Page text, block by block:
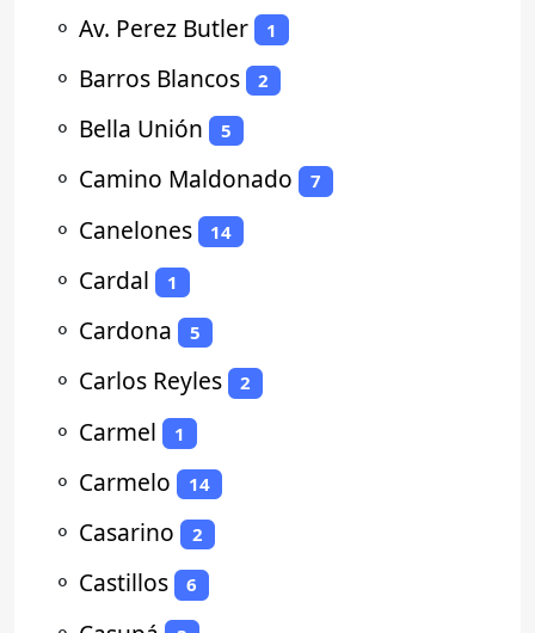
⚬ Av. Perez Butler 1
⚬ Barros Blancos 2
⚬ Bella Unión 5
⚬ Camino Maldonado 7
⚬ Canelones 14
⚬ Cardal 1
⚬ Cardona 5
⚬ Carlos Reyles 2
⚬ Carmel 1
⚬ Carmelo 14
⚬ Casarino 2
⚬ Castillos 6